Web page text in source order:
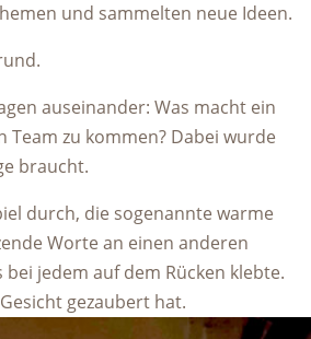
und sammelten neue Ideen.
auseinander: Was macht ein
zu kommen? Dabei wurde
braucht.
durch, die sogenannte warme
Worte an einen anderen
jedem auf dem Rücken klebte.
gezaubert hat.